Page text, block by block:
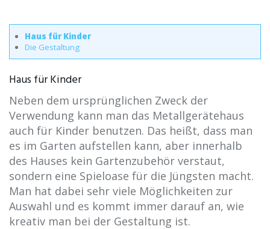
Haus für Kinder
Die Gestaltung
Haus für Kinder
Neben dem ursprünglichen Zweck der
Verwendung kann man das Metallgerätehaus
auch für Kinder benutzen. Das heißt, dass man
es im Garten aufstellen kann, aber innerhalb
des Hauses kein Gartenzubehör verstaut,
sondern eine Spieloase für die Jüngsten macht.
Man hat dabei sehr viele Möglichkeiten zur
Auswahl und es kommt immer darauf an, wie
kreativ man bei der Gestaltung ist.